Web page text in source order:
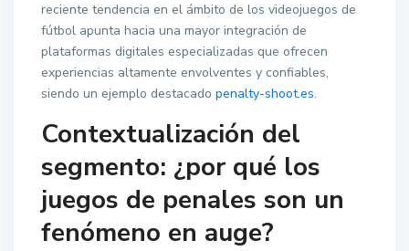
reciente tendencia en el ámbito de los videojuegos de
fútbol apunta hacia una mayor integración de
plataformas digitales especializadas que ofrecen
experiencias altamente envolventes y confiables,
siendo un ejemplo destacado penalty-shoot.es.
Contextualización del
segmento: ¿por qué los
juegos de penales son un
fenómeno en auge?